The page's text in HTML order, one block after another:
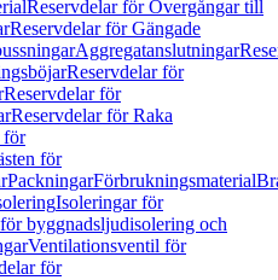
Reservdelar för Övergångar till
Reservdelar för Gängade
Aggregatanslutningar
Reservdelar för
Reservdelar för
Reservdelar för Raka
för
för
PackningarFörbrukningsmaterial
Isoleringar för
byggnadsljudisolering och
Ventilationsventil för
för